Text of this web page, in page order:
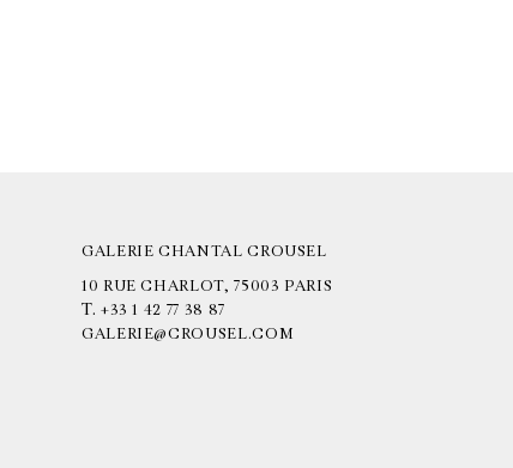
GALERIE CHANTAL CROUSEL
10 RUE CHARLOT, 75003 PARIS
T. +33 1 42 77 38 87
GALERIE@CROUSEL.COM